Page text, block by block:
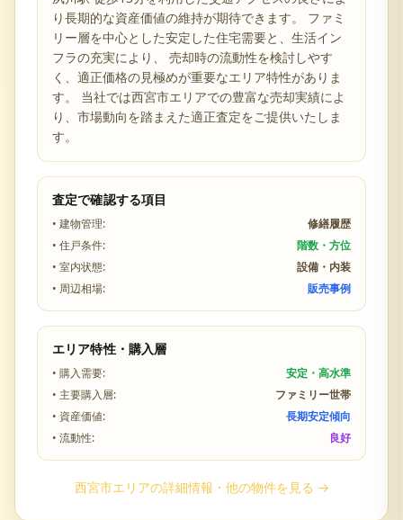
り長期的な資産価値の維持が期待できます。 ファミ
リー層を中心とした安定した住宅需要と、生活イン
フラの充実により、 売却時の流動性を検討しやす
く、適正価格の見極めが重要なエリア特性がありま
す。 当社では西宮市エリアでの豊富な売却実績によ
り、市場動向を踏まえた適正査定をご提供いたしま
す。
査定で確認する項目
• 建物管理:
修繕履歴
• 住戸条件:
階数・方位
• 室内状態:
設備・内装
• 周辺相場:
販売事例
エリア特性・購入層
• 購入需要:
安定・高水準
• 主要購入層:
ファミリー世帯
• 資産価値:
長期安定傾向
• 流動性:
良好
西宮市エリアの詳細情報・他の物件を見る →